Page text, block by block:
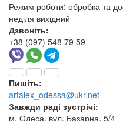
Режим роботи: обробка та
неділя вихідний
Дзвоніть:
+38 (097) 548 79 59
Пишіть:
artalex_odessa@ukr.net
Завжди раді зустрічі:
м. Одеса, вул. Базарна, 5/4